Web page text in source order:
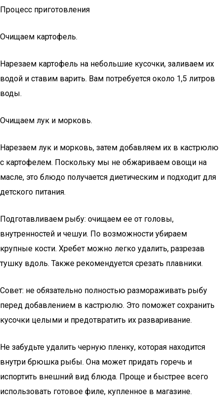
Процесс приготовления
Очищаем картофель.
Нарезаем картофель на небольшие кусочки, заливаем их
водой и ставим варить. Вам потребуется около 1,5 литров
воды.
Очищаем лук и морковь.
Нарезаем лук и морковь, затем добавляем их в кастрюлю
с картофелем. Поскольку мы не обжариваем овощи на
масле, это блюдо получается диетическим и подходит для
детского питания.
Подготавливаем рыбу: очищаем ее от головы,
внутренностей и чешуи. По возможности убираем
крупные кости. Хребет можно легко удалить, разрезав
тушку вдоль. Также рекомендуется срезать плавники.
Совет: не обязательно полностью размораживать рыбу
перед добавлением в кастрюлю. Это поможет сохранить
кусочки целыми и предотвратить их разваривание.
Не забудьте удалить черную пленку, которая находится
внутри брюшка рыбы. Она может придать горечь и
испортить внешний вид блюда. Проще и быстрее всего
использовать готовое филе, купленное в магазине.